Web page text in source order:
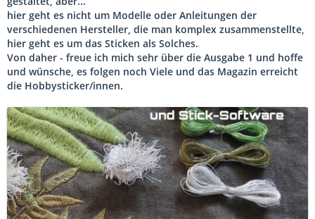
hier geht es nicht um Modelle oder Anleitungen der
verschiedenen Hersteller, die man komplex zusammenstellte,
hier geht es um das Sticken als Solches.
Von daher - freue ich mich sehr über die Ausgabe 1 und hoffe
und wünsche, es folgen noch Viele und das Magazin erreicht
die Hobbysticker/innen.